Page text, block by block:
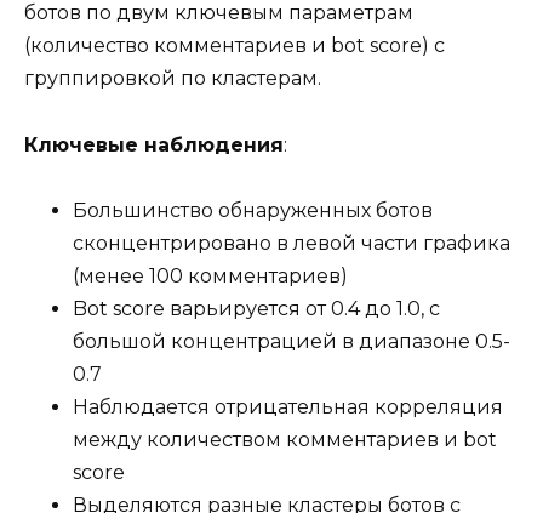
ботов по двум ключевым параметрам
(количество комментариев и bot score) с
группировкой по кластерам.
Ключевые наблюдения:
Большинство обнаруженных ботов
сконцентрировано в левой части графика
(менее 100 комментариев)
Bot score варьируется от 0.4 до 1.0, с
большой концентрацией в диапазоне 0.5-
0.7
Наблюдается отрицательная корреляция
между количеством комментариев и bot
score
Выделяются разные кластеры ботов с